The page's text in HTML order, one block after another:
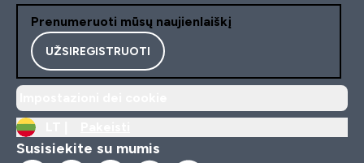
Prenumeruoti mūsų naujienlaiškį
UŽSIREGISTRUOTI
Susisiekite su mumis